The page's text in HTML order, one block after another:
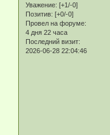
Уважение: [+1/-0]
Позитив: [+0/-0]
Провел на форуме:
4 дня 22 часа
Последний визит:
2026-06-28 22:04:46